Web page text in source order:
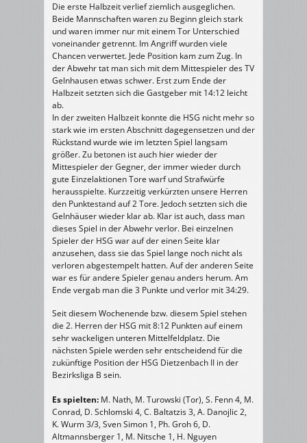
Die erste Halbzeit verlief ziemlich ausgeglichen.
Beide Mannschaften waren zu Beginn gleich stark
und waren immer nur mit einem Tor Unterschied
voneinander getrennt. Im Angriff wurden viele
Chancen verwertet. Jede Position kam zum Zug. In
der Abwehr tat man sich mit dem Mittespieler des TV
Gelnhausen etwas schwer. Erst zum Ende der
Halbzeit setzten sich die Gastgeber mit 14:12 leicht
ab.
In der zweiten Halbzeit konnte die HSG nicht mehr so
stark wie im ersten Abschnitt dagegensetzen und der
Rückstand wurde wie im letzten Spiel langsam
größer. Zu betonen ist auch hier wieder der
Mittespieler der Gegner, der immer wieder durch
gute Einzelaktionen Tore warf und Strafwürfe
herausspielte. Kurzzeitig verkürzten unsere Herren
den Punktestand auf 2 Tore. Jedoch setzten sich die
Gelnhäuser wieder klar ab. Klar ist auch, dass man
dieses Spiel in der Abwehr verlor. Bei einzelnen
Spieler der HSG war auf der einen Seite klar
anzusehen, dass sie das Spiel lange noch nicht als
verloren abgestempelt hatten. Auf der anderen Seite
war es für andere Spieler genau anders herum. Am
Ende vergab man die 3 Punkte und verlor mit 34:29.
Seit diesem Wochenende bzw. diesem Spiel stehen
die 2. Herren der HSG mit 8:12 Punkten auf einem
sehr wackeligen unteren Mittelfeldplatz. Die
nächsten Spiele werden sehr entscheidend für die
zukünftige Position der HSG Dietzenbach II in der
Bezirksliga B sein.
Es spielten: M. Nath, M. Turowski (Tor), S. Fenn 4, M.
Conrad, D. Schlomski 4, C. Baltatzis 3, A. Danojlic 2,
K. Wurm 3/3, Sven Simon 1, Ph. Groh 6, D.
Altmannsberger 1, M. Nitsche 1, H. Nguyen